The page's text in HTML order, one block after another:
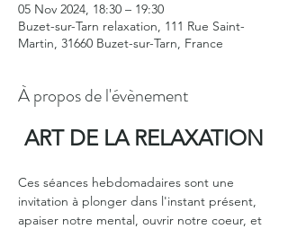
05 Nov 2024, 18:30 – 19:30
Buzet-sur-Tarn relaxation, 111 Rue Saint-
Martin, 31660 Buzet-sur-Tarn, France
À propos de l'évènement
ART DE LA RELAXATION
Ces séances hebdomadaires sont une
invitation à plonger dans l'instant présent,
apaiser notre mental, ouvrir notre coeur, et